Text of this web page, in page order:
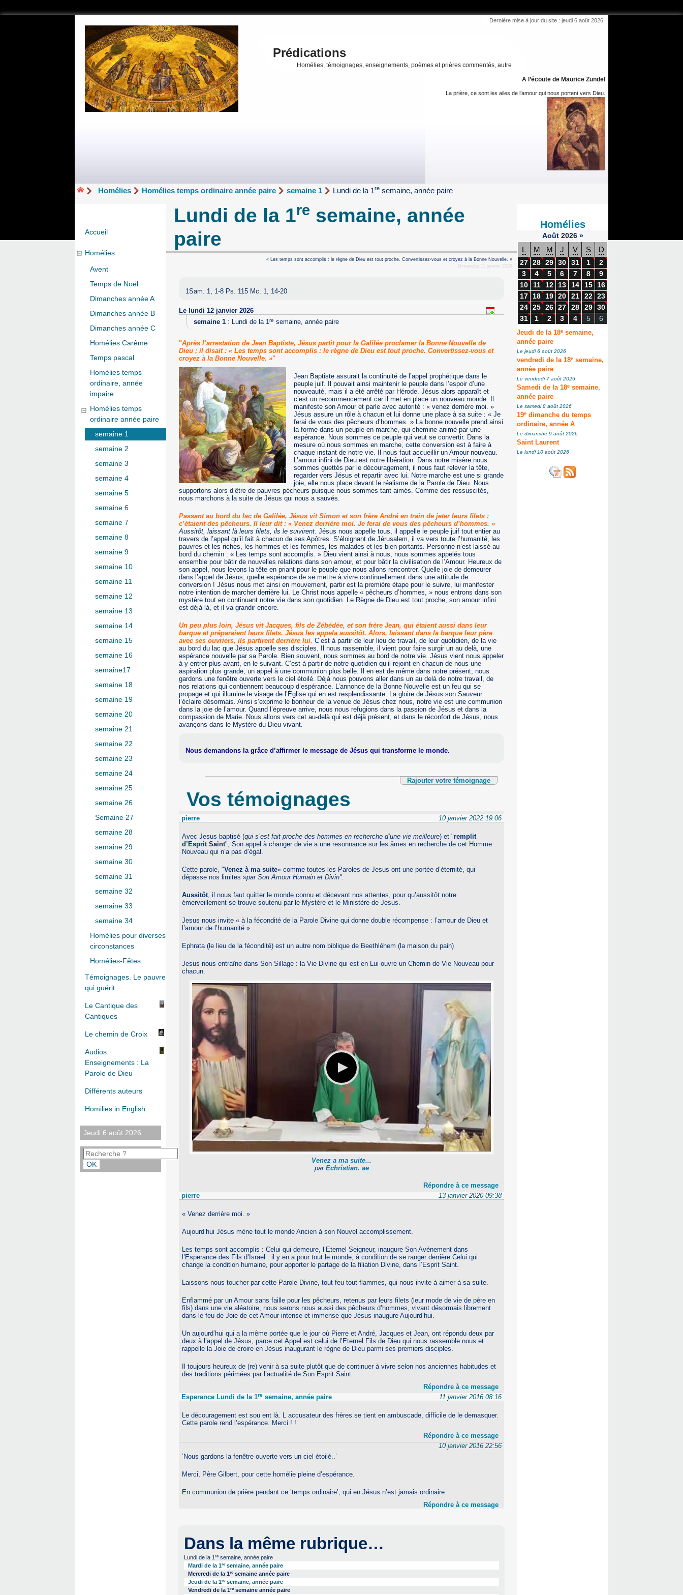
Dernière mise à jour du site : jeudi 6 août 2026
Prédications
Homélies, témoignages, enseignements, poèmes et prières commentés, autre
A l’écoute de Maurice Zundel
La prière, ce sont les ailes de l’amour qui nous portent vers Dieu.
Homélies Homélies temps ordinaire année paire semaine 1 Lundi de la 1re semaine, année paire
Lundi de la 1re semaine, année
paire
« Les temps sont accomplis : le règne de Dieu est tout proche. Convertissez-vous et croyez à la Bonne Nouvelle. »
Dimanche 11 janvier 2026
1Sam. 1, 1-8 Ps. 115 Mc. 1, 14-20
Le lundi 12 janvier 2026
semaine 1 : Lundi de la 1re semaine, année paire
"Après l’arrestation de Jean Baptiste, Jésus partit pour la Galilée proclamer la Bonne Nouvelle de
Dieu ; il disait : « Les temps sont accomplis : le règne de Dieu est tout proche. Convertissez-vous et
croyez à la Bonne Nouvelle. »"
Jean Baptiste assurait la continuité de l’appel prophétique dans le
peuple juif. Il pouvait ainsi maintenir le peuple dans l’espoir d’une
nouveauté, mais il a été arrêté par Hérode. Jésus alors apparaît et
c’est un recommencement car il met en place un nouveau monde. Il
manifeste son Amour et parle avec autorité : « venez derrière moi. »
Jésus assure un rôle à chacun et lui donne une place à sa suite : « Je
ferai de vous des pêcheurs d’hommes. » La bonne nouvelle prend ainsi
la forme dans un peuple en marche, qui chemine animé par une
espérance. Nous sommes ce peuple qui veut se convertir. Dans la
mesure où nous sommes en marche, cette conversion est à faire à
chaque instant de notre vie. Il nous faut accueillir un Amour nouveau.
L’amour infini de Dieu est notre libération. Dans notre misère nous
sommes guettés par le découragement, il nous faut relever la tête,
regarder vers Jésus et repartir avec lui. Notre marche est une si grande
joie, elle nous place devant le réalisme de la Parole de Dieu. Nous
supportons alors d’être de pauvres pécheurs puisque nous sommes tant aimés. Comme des ressuscités,
nous marchons à la suite de Jésus qui nous a sauvés.
Passant au bord du lac de Galilée, Jésus vit Simon et son frère André en train de jeter leurs filets :
c’étaient des pêcheurs. Il leur dit : « Venez derrière moi. Je ferai de vous des pêcheurs d’hommes. »
Aussitôt, laissant là leurs filets, ils le suivirent. Jésus nous appelle tous, il appelle le peuple juif tout entier au
travers de l’appel qu’il fait à chacun de ses Apôtres. S’éloignant de Jérusalem, il va vers toute l’humanité, les
pauvres et les riches, les hommes et les femmes, les malades et les bien portants. Personne n’est laissé au
bord du chemin : « Les temps sont accomplis. » Dieu vient ainsi à nous, nous sommes appelés tous
ensemble pour bâtir de nouvelles relations dans son amour, et pour bâtir la civilisation de l’Amour. Heureux de
son appel, nous levons la tête en priant pour le peuple que nous allons rencontrer. Quelle joie de demeurer
dans l’appel de Jésus, quelle espérance de se mettre à vivre continuellement dans une attitude de
conversion ! Jésus nous met ainsi en mouvement, partir est la première étape pour le suivre, lui manifester
notre intention de marcher derrière lui. Le Christ nous appelle « pêcheurs d’hommes, » nous entrons dans son
mystère tout en continuant notre vie dans son quotidien. Le Règne de Dieu est tout proche, son amour infini
est déjà là, et il va grandir encore.
Un peu plus loin, Jésus vit Jacques, fils de Zébédée, et son frère Jean, qui étaient aussi dans leur
barque et préparaient leurs filets. Jésus les appela aussitôt. Alors, laissant dans la barque leur père
avec ses ouvriers, ils partirent derrière lui. C’est à partir de leur lieu de travail, de leur quotidien, de la vie
au bord du lac que Jésus appelle ses disciples. Il nous rassemble, il vient pour faire surgir un au delà, une
espérance nouvelle par sa Parole. Bien souvent, nous sommes au bord de notre vie. Jésus vient nous appeler
à y entrer plus avant, en le suivant. C’est à partir de notre quotidien qu’il rejoint en chacun de nous une
aspiration plus grande, un appel à une communion plus belle. Il en est de même dans notre présent, nous
gardons une fenêtre ouverte vers le ciel étoilé. Déjà nous pouvons aller dans un au delà de notre travail, de
nos relations qui contiennent beaucoup d’espérance. L’annonce de la Bonne Nouvelle est un feu qui se
propage et qui illumine le visage de l’Église qui en est resplendissante. La gloire de Jésus son Sauveur
l’éclaire désormais. Ainsi s’exprime le bonheur de la venue de Jésus chez nous, notre vie est une communion
dans la joie de l’amour. Quand l’épreuve arrive, nous nous refugions dans la passion de Jésus et dans la
compassion de Marie. Nous allons vers cet au-delà qui est déjà présent, et dans le réconfort de Jésus, nous
avançons dans le Mystère du Dieu vivant.
Nous demandons la grâce d’affirmer le message de Jésus qui transforme le monde.
Rajouter votre témoignage
Vos témoignages
pierre 10 janvier 2022 19:06
Avec Jesus baptisé (qui s’est fait proche des hommes en recherche d’une vie meilleure) et "remplit
d’Esprit Saint", Son appel à changer de vie a une resonnance sur les âmes en recherche de cet Homme
Nouveau qui n’a pas d’égal.
Cette parole, "Venez à ma suite« comme toutes les Paroles de Jesus ont une portée d’éternité, qui
dépasse nos limites »par Son Amour Humain et Divin".
Aussitôt, il nous faut quitter le monde connu et décevant nos attentes, pour qu’aussitôt notre
émerveillement se trouve soutenu par le Mystère et le Ministère de Jesus.
Jesus nous invite « à la fécondité de la Parole Divine qui donne double récompense : l’amour de Dieu et
l’amour de l’humanité ».
Ephrata (le lieu de la fécondité) est un autre nom biblique de Beethléhem (la maison du pain)
Jesus nous entraîne dans Son Sillage : la Vie Divine qui est en Lui ouvre un Chemin de Vie Nouveau pour
chacun.
Venez a ma suite...
par Echristian. ae
Répondre à ce message
pierre
13 janvier 2020 09:38
« Venez derrière moi. »
Aujourd’hui Jésus mène tout le monde Ancien à son Nouvel accomplissement.
Les temps sont accomplis : Celui qui demeure, l’Eternel Seigneur, inaugure Son Avènement dans
l’Esperance des Fils d’Israel : il y en a pour tout le monde, à condition de se ranger derrière Celui qui
change la condition humaine, pour apporter le partage de la filiation Divine, dans l’Esprit Saint.
Laissons nous toucher par cette Parole Divine, tout feu tout flammes, qui nous invite à aimer à sa suite.
Enflammé par un Amour sans faille pour les pêcheurs, retenus par leurs filets (leur mode de vie de père en
fils) dans une vie aléatoire, nous serons nous aussi des pêcheurs d’hommes, vivant désormais librement
dans le feu de Joie de cet Amour intense et immense que Jésus inaugure Aujourd’hui.
Un aujourd’hui qui a la même portée que le jour où Pierre et André, Jacques et Jean, ont répondu deux par
deux à l’appel de Jésus, parce cet Appel est celui de l’Eternel Fils de Dieu qui nous rassemble nous et
rappelle la Joie de croire en Jésus inaugurant le règne de Dieu parmi ses premiers disciples.
Il toujours heureux de (re) venir à sa suite plutôt que de continuer à vivre selon nos anciennes habitudes et
des traditions périmées par l’actualité de Son Esprit Saint.
Répondre à ce message
Esperance Lundi de la 1resemaine, année paire 11 janvier 2016 08:16
Le découragement est sou ent là. L accusateur des frères se tient en ambuscade, difficile de le demasquer.
Cette parole rend l’espérance. Merci ! !
Répondre à ce message
10 janvier 2016 22:56
’Nous gardons la fenêtre ouverte vers un ciel étoilé..’
Merci, Père Gilbert, pour cette homélie pleine d’espérance.
En communion de prière pendant ce ’temps ordinaire’, qui en Jésus n’est jamais ordinaire…
Répondre à ce message
Dans la même rubrique…
Lundi de la 1re semaine, année paire
Mardi de la 1resemaine, année paire
Mercredi de la 1re semaine année paire
Jeudi de la 1resemaine, année paire
Vendredi de la 1re semaine année paire
Accueil
Homélies
Avent
Temps de Noël
Dimanches année A
Dimanches année B
Dimanches année C
Homélies Carême
Temps pascal
Homélies temps
ordinaire, année
impaire
Homélies temps
ordinaire année paire
semaine 1
semaine 2
semaine 3
semaine 4
semaine 5
semaine 6
semaine 7
semaine 8
semaine 9
semaine 10
semaine 11
semaine 12
semaine 13
semaine 14
semaine 15
semaine 16
semaine17
semaine 18
semaine 19
semaine 20
semaine 21
semaine 22
semaine 23
semaine 24
semaine 25
semaine 26
Semaine 27
semaine 28
semaine 29
semaine 30
semaine 31
semaine 32
semaine 33
semaine 34
Homélies pour diverses
circonstances
Homélies-Fêtes
Témoignages. Le pauvre
qui guérit
Le Cantique des
Cantiques
Le chemin de Croix
Audios.
Enseignements : La
Parole de Dieu
Différents auteurs
Homilies in English
Jeudi 6 août 2026
Homélies
Août 2026 »
L M M J V S D
27 28 29 30 31 1
2
3
4 5 6 7 8
9
10
11 12 13 14 15
16
17
18 19 20 21 22 23
24 25 26 27 28 29 30
31
1 2 3 4 5 6
Jeudi de la 18e semaine,
année paire
Le jeudi 6 août 2026
vendredi de la 18e semaine,
année paire
Le vendredi 7 août 2026
Samedi de la 18e semaine,
année paire
Le samedi 8 août 2026
19e dimanche du temps
ordinaire, année A
Le dimanche 9 août 2026
Saint Laurent
Le lundi 10 août 2026